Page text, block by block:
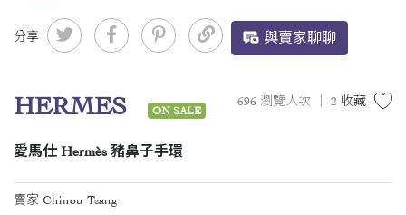
分享 與賣家聊聊
HERMES ON SALE
696 瀏覽人次 ｜ 2 收藏
愛馬仕 Hermès 豬鼻子手環
賣家 Chinou Tsang